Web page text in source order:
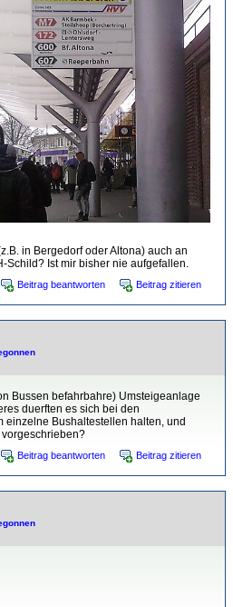
in Bergedorf oder Altona) auch an
Schild? Ist mir bisher nie aufgefallen.
Beitrag beantworten Beitrag zitieren
Bussen befahrbahre) Umsteigeanlage
duerften es sich bei den
einzelne Bushaltestellen halten, und
Beitrag beantworten Beitrag zitieren